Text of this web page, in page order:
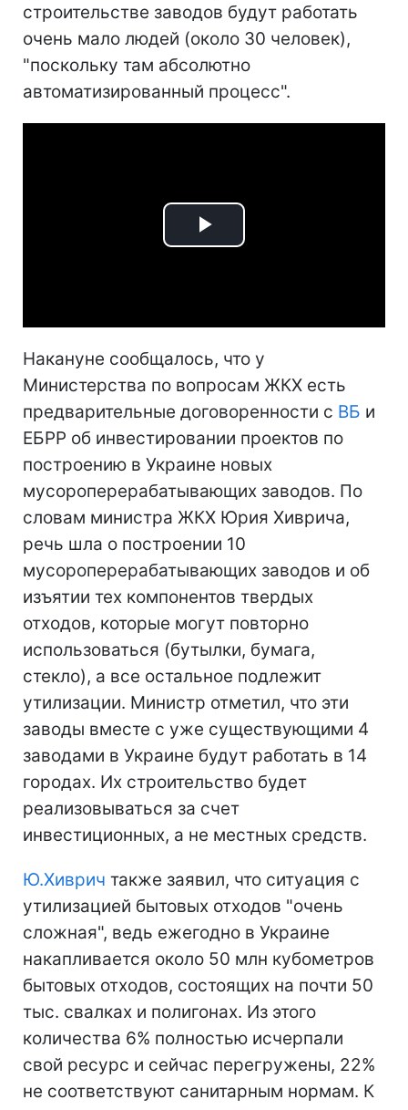
строительстве заводов будут работать
очень мало людей (около 30 человек),
"поскольку там абсолютно
автоматизированный процесс".
Play
Накануне сообщалось, что у
Министерства по вопросам ЖКХ есть
предварительные договоренности с ВБ и
ЕБРР об инвестировании проектов по
построению в Украине новых
мусороперерабатывающих заводов. По
словам министра ЖКХ Юрия Хиврича,
речь шла о построении 10
мусороперерабатывающих заводов и об
изъятии тех компонентов твердых
отходов, которые могут повторно
использоваться (бутылки, бумага,
стекло), а все остальное подлежит
утилизации. Министр отметил, что эти
заводы вместе с уже существующими 4
заводами в Украине будут работать в 14
городах. Их строительство будет
реализовываться за счет
инвестиционных, а не местных средств.
Ю.Хиврич также заявил, что ситуация с
утилизацией бытовых отходов "очень
сложная", ведь ежегодно в Украине
накапливается около 50 млн кубометров
бытовых отходов, состоящих на почти 50
тыс. свалках и полигонах. Из этого
количества 6% полностью исчерпали
свой ресурс и сейчас перегружены, 22%
не соответствуют санитарным нормам. К